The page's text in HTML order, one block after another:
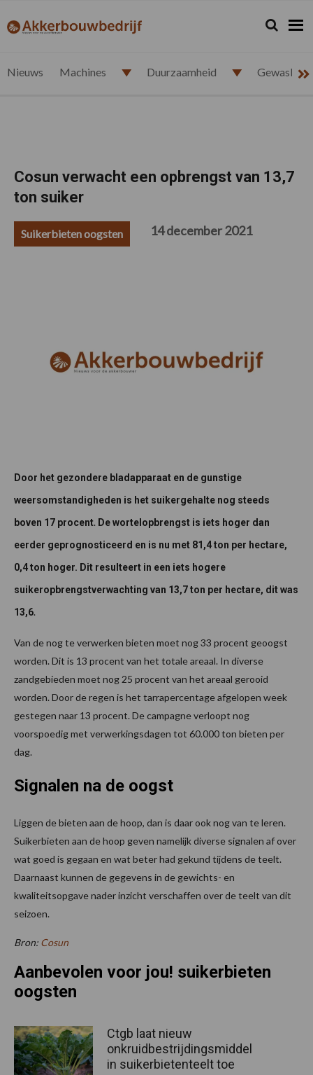
de
de
de
de
akkerbouwbedrijf.nl Zoeken...
Zoek
Nieuws Machines Duurzaamheid
Cosun verwacht een opbrengst van 13,7
ton suiker
Suikerbieten oogsten 14 december 2021
Door het gezondere bladapparaat en de gunstige
weersomstandigheden is het suikergehalte nog steeds
boven 17 procent. De wortelopbrengst is iets hoger dan
eerder geprognosticeerd en is nu met 81,4 ton per hectare,
0,4 ton hoger. Dit resulteert in een iets hogere
suikeropbrengstverwachting van 13,7 ton per hectare, dit was
13,6.
Van de nog te verwerken bieten moet nog 33 procent geoogst
worden. Dit is 13 procent van het totale areaal. In diverse
zandgebieden moet nog 25 procent van het areaal gerooid
worden. Door de regen is het tarrapercentage afgelopen week
gestegen naar 13 procent. De campagne verloopt nog
voorspoedig met verwerkingsdagen tot 60.000 ton bieten per
dag.
Signalen na de oogst
Liggen de bieten aan de hoop, dan is daar ook nog van te leren.
Suikerbieten aan de hoop geven namelijk diverse signalen af over
wat goed is gegaan en wat beter had gekund tijdens de teelt.
Daarnaast kunnen de gegevens in de gewichts- en
kwaliteitsopgave nader inzicht verschaffen over de teelt van dit
seizoen.
Bron: Cosun
Aanbevolen voor jou! suikerbieten
oogsten
Ctgb laat nieuw
onkruidbestrijdingsmiddel
in suikerbietenteelt toe